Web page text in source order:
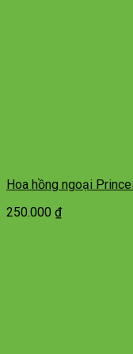
Hoa hồng ngoại
250.000 ₫